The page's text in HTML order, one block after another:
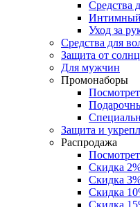
Средства
Уход за
Средства для
Защита от
Для мужчин
Промонаборы
Защита и
Распродажа
Скидка
Скидка
Скидка
Скидка